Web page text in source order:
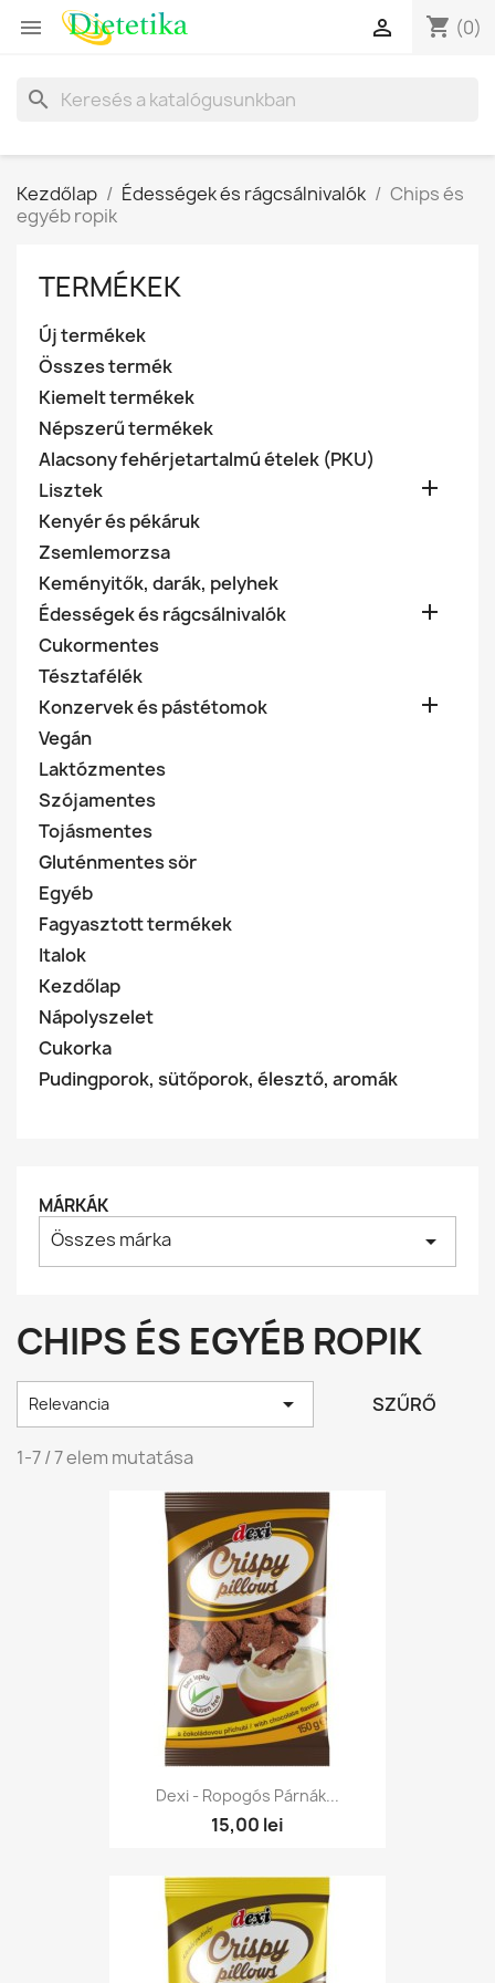
 shopping_cart (0)

search
Kezdőlap Édességek és rágcsálnivalók
Chips és
egyéb ropik
TERMÉKEK
Új termékek
Összes termék
Kiemelt termékek
Népszerű termékek
Alacsony fehérjetartalmú ételek (PKU)
Lisztek

Kenyér és pékáruk
Zsemlemorzsa
Keményitők, darák, pelyhek
Édességek és rágcsálnivalók

Cukormentes
Tésztafélék
Konzervek és pástétomok

Vegán
Laktózmentes
Szójamentes
Tojásmentes
Gluténmentes sör
Egyéb
Fagyasztott termékek
Italok
Kezdőlap
Nápolyszelet
Cukorka
Pudingporok, sütőporok, élesztő, aromák
MÁRKÁK
Összes márka arrow_drop_down
CHIPS ÉS EGYÉB ROPIK
Relevancia  SZŰRŐ
1-7 / 7 elem mutatása
Dexi - Ropogós Párnák...
15,00 lei